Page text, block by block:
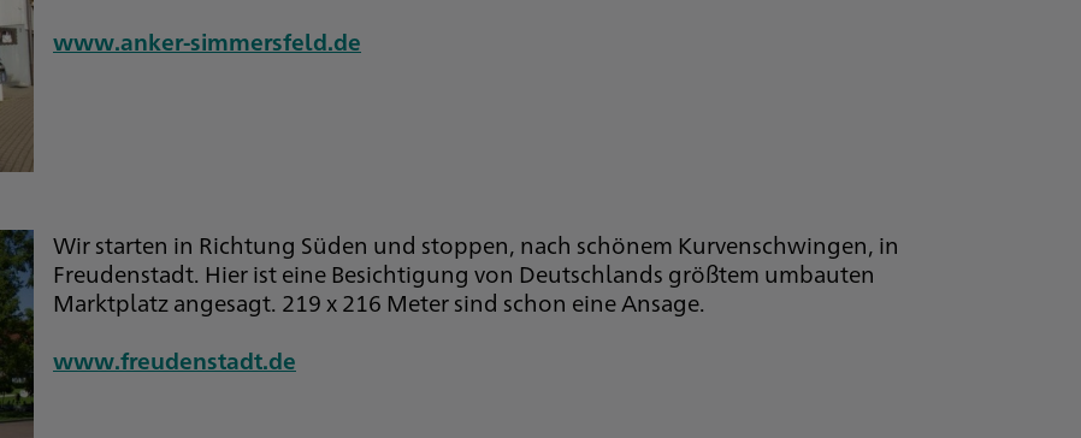
www.anker-simmersfeld.de
Wir starten in Richtung Süden und stoppen, nach schönem Kurvenschwingen, in
Freudenstadt. Hier ist eine Besichtigung von Deutschlands größtem umbauten
Marktplatz angesagt. 219 x 216 Meter sind schon eine Ansage.
www.freudenstadt.de